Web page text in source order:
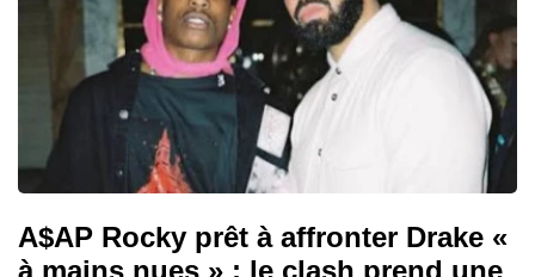
A$AP Rocky prêt à affronter Drake «
à mains nues » : le clash prend une